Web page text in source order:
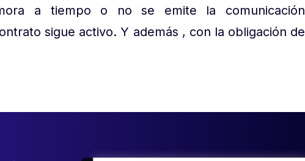
a tiempo o no se emite la comunicación
sigue activo. Y además , con la obligación de